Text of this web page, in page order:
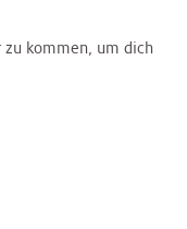
zu kommen, um dich